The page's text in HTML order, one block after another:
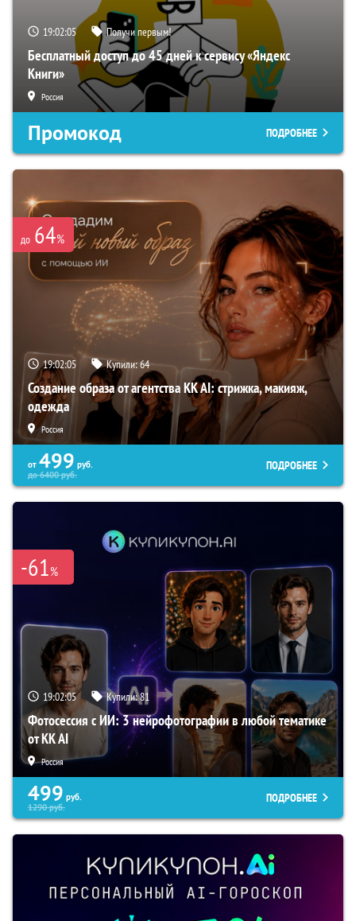
19:02:04 Получи первым!
Бесплатный доступ до 45 дней к сервису «Яндекс
Книги»
Россия
Промокод ПОДРОБНЕЕ
до 64%
19:02:04 Купили:64
Создание образа от агентства KK AI: стрижка, макияж,
одежда
Россия
от 499 руб.
до6400руб.
ПОДРОБНЕЕ
-61%
19:02:04 Купили:81
Фотосессия с ИИ: 3 нейрофотографии в любой тематике
от KK AI
Россия
499 руб.
1290руб.
ПОДРОБНЕЕ